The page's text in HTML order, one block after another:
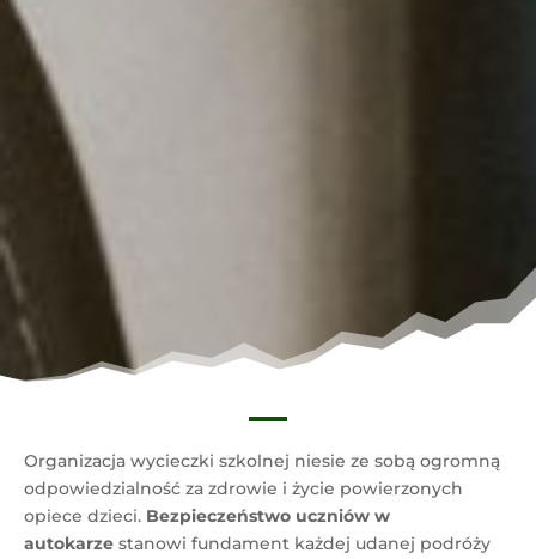
Organizacja wycieczki szkolnej niesie ze sobą ogromną
odpowiedzialność za zdrowie i życie powierzonych
opiece dzieci. Bezpieczeństwo uczniów w
autokarze stanowi fundament każdej udanej podróży